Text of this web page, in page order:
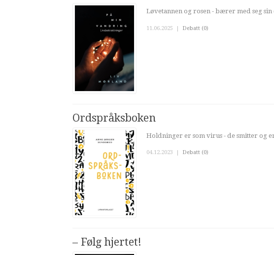
Løvetannen og rosen - bærer med seg
11.06.2025 | Debatt (0)
Ordspråksboken
Holdninger er som virus - de smitter og
04.12.2023 Debatt (0)
– Følg hjertet!